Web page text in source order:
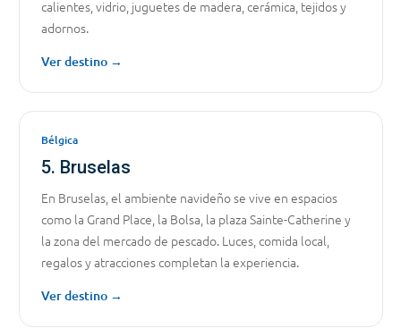
calientes, vidrio, juguetes de madera, cerámica, tejidos y
adornos.
Ver destino →
Bélgica
5. Bruselas
En Bruselas, el ambiente navideño se vive en espacios
como la Grand Place, la Bolsa, la plaza Sainte-Catherine y
la zona del mercado de pescado. Luces, comida local,
regalos y atracciones completan la experiencia.
Ver destino →